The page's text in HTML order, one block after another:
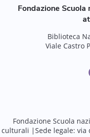
Fondazione
Biblioteca
Viale Castro
Fondazione Scuola
culturali |Sede legale: via